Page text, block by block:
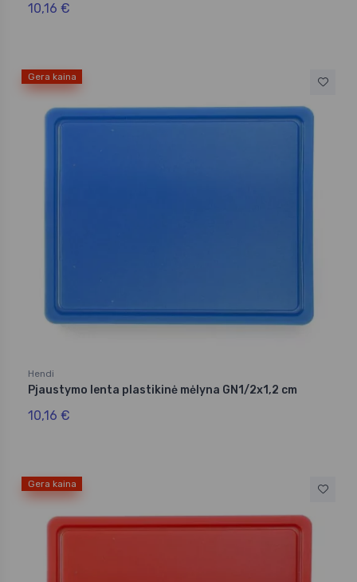
10,16 €
Gera kaina
Hendi
Pjaustymo lenta plastikinė mėlyna GN1/2x1,2 cm
10,16 €
Gera kaina